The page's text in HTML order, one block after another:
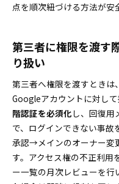
点を順次紐づける方法が安
第三者に権限を渡す
り扱い
第三者へ権限を渡すときは、
Googleアカウントに対して
階認証を必須化 し、回復用
で、ログインできない事
承認→メインのオーナー変
す。アクセス権の不正利用
ー一覧の月次レビューを行